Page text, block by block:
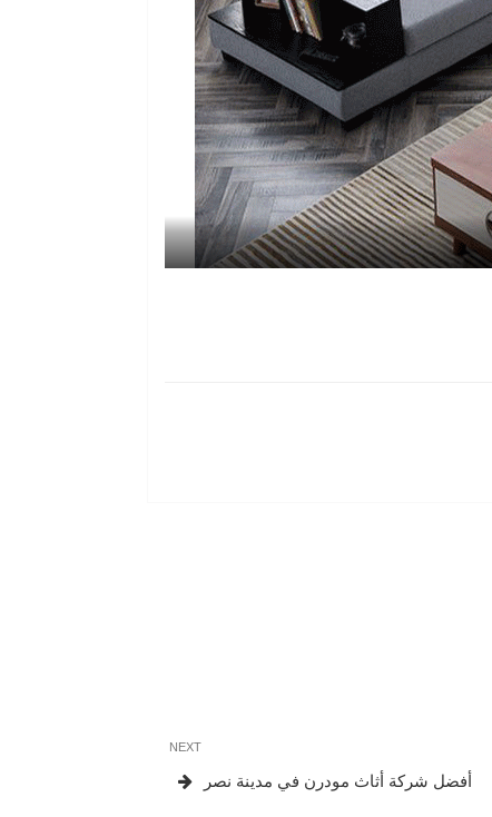
NEXT
أفضل شركة أثاث مودرن في مدينة نصر